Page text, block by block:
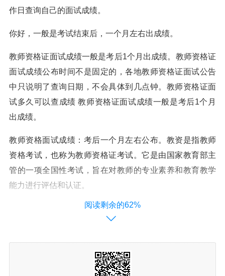
作日查询自己的面试成绩。
你好，一般是考试结束后，一个月左右出成绩。
教师资格证面试成绩一般是考后1个月出成绩。教师资格证
面试成绩公布时间不是固定的，各地教师资格证面试公告
中只说明了查询日期，不会具体到几点钟。教师资格证面
试多久可以查成绩 教师资格证面试成绩一般是考后1个月
出成绩。
教师资格面试成绩：考后一个月左右公布。教资是指教师
资格考试，也称为教师资格证考试。它是由国家教育部主
管的一项全国性考试，旨在对教师的专业素养和教育教学
能力进行评估和认证。
教师资格证面试成绩在靠后一个月左右公布。具体的时间
还是要以公告为准，面试的成绩单上不会出现分数，只分
教师资格证面试成绩什么时候出来?
阅读剩余的62%